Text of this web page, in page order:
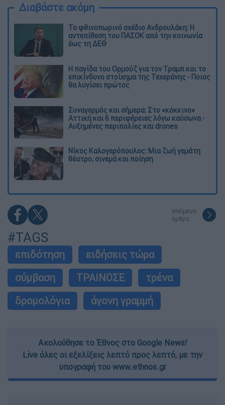
Διαβάστε ακόμη
Το φθινοπωρινό σχέδιο Ανδρουλάκη: Η
αντεπίθεση του ΠΑΣΟΚ από την κοινωνία
έως τη ΔΕΘ
Η παγίδα του Ορμούζ για τον Τραμπ και το
επικίνδυνο στοίχημα της Τεχεράνης - Ποιος
θα λυγίσει πρώτος
Συναγερμός και σήμερα: Στο «κόκκινο»
Αττική και 6 περιφέρειες λόγω καύσωνα -
Αυξημένες περιπολίες και drones
Νίκος Καλογερόπουλος: Μια ζωή γεμάτη
θέατρο, σινεμά και ποίηση
επόμενο
άρθρο
#TAGS
επιδότηση
ειδήσεις τώρα
σύμβαση
ΤΡΑΙΝΟΣΕ
τρένα
δρομολόγια
άγονη γραμμή
Ακολούθησε το Έθνος στο Google News!
Live όλες οι εξελίξεις λεπτό προς λεπτό, με την
υπογραφή του www.ethnos.gr